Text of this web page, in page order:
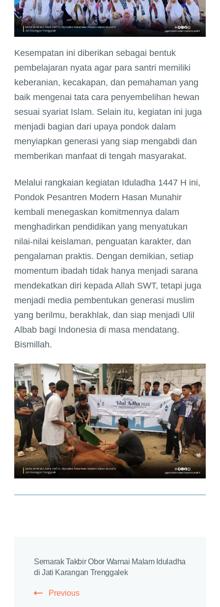
Kesempatan ini diberikan sebagai bentuk
pembelajaran nyata agar para santri memiliki
keberanian, kecakapan, dan pemahaman yang
baik mengenai tata cara penyembelihan hewan
sesuai syariat Islam. Selain itu, kegiatan ini juga
menjadi bagian dari upaya pondok dalam
menyiapkan generasi yang siap mengabdi dan
memberikan manfaat di tengah masyarakat.
Melalui rangkaian kegiatan Iduladha 1447 H ini,
Pondok Pesantren Modern Hasan Munahir
kembali menegaskan komitmennya dalam
menghadirkan pendidikan yang menyatukan
nilai-nilai keislaman, penguatan karakter, dan
pengalaman praktis. Dengan demikian, setiap
momentum ibadah tidak hanya menjadi sarana
mendekatkan diri kepada Allah SWT, tetapi juga
menjadi media pembentukan generasi muslim
yang berilmu, berakhlak, dan siap menjadi Ulil
Albab bagi Indonesia di masa mendatang.
Bismillah.
Navigation
Semarak Takbir Obor Warnai Malam Iduladha
di Jati Karangan Trenggalek
Previous